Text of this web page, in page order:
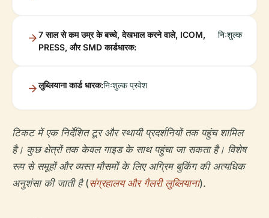
7 साल से कम उम्र के बच्चे, देखभाल करने वाले, ICOM,
PRESS, और SMD कार्डधारक:
निःशुल्क
लुब्लियाना कार्ड धारक:निःशुल्क प्रवेश
टिकट में एक निर्देशित टूर और स्थायी प्रदर्शनियों तक पहुंच शामिल
है। कुछ क्षेत्रों तक केवल गाइड के साथ पहुंचा जा सकता है। विशेष
रूप से समूहों और व्यस्त मौसमों के लिए अग्रिम बुकिंग की अत्यधिक
अनुशंसा की जाती है (संग्रहालय और गैलरी लुब्लियाना).